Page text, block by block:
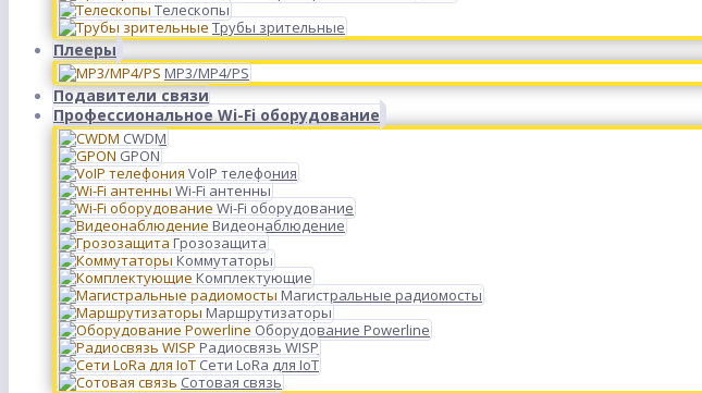
Телескопы
Трубы зрительные
Плееры
MP3/MP4/PS
Подавители связи
Профессиональное Wi-Fi оборудование
CWDM
GPON
VoIP телефония
Wi-Fi антенны
Wi-Fi оборудование
Видеонаблюдение
Грозозащита
Коммутаторы
Комплектующие
Магистральные радиомосты
Маршрутизаторы
Оборудование Powerline
Радиосвязь WISP
Сети LoRa для IoT
Сотовая связь